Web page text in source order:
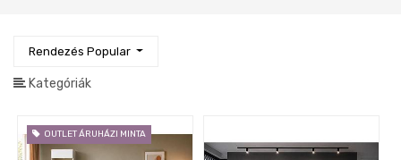
Rendezés Popular
Kategóriák
Gyerekszoba
Tapéta,
OUTLET ÁRUHÁZI MINTA